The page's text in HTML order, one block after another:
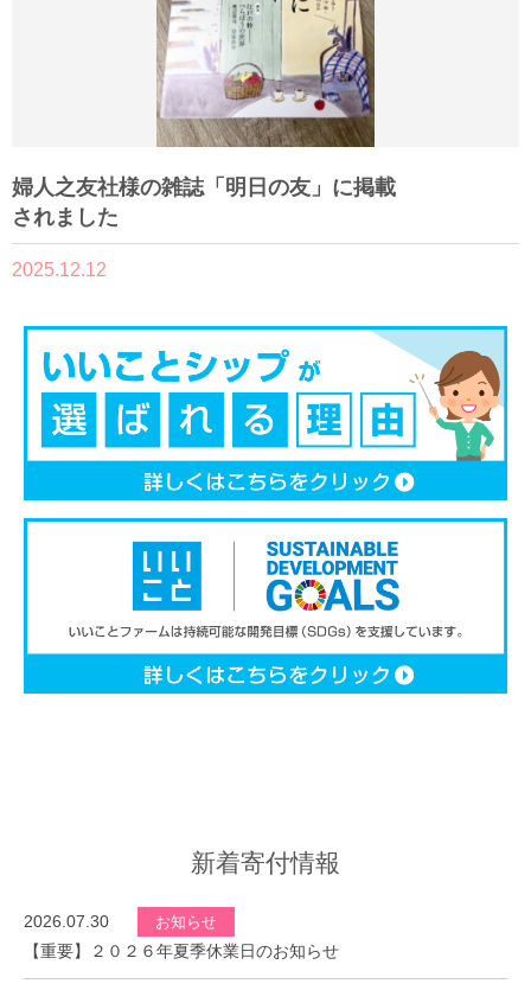
婦人之友社様の雑誌「明日の友」に掲載
されました
2025.12.12
新着寄付情報
2026.07.30 お知らせ
【重要】２０２６年夏季休業日のお知らせ